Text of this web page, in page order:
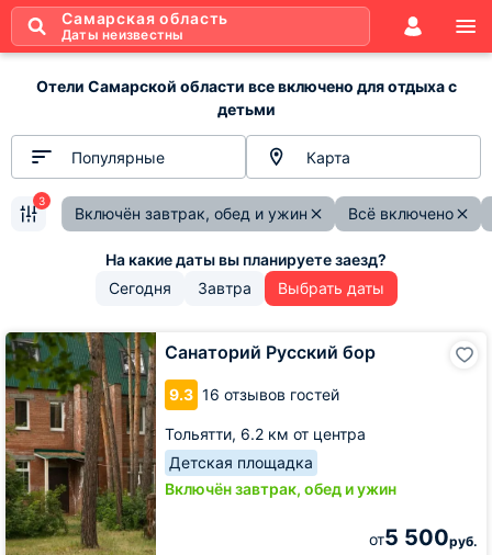
Самарская область
Даты неизвестны
Отели Самарской области все включено для отдыха с
детьми
Популярные Карта
Включён завтрак, обед и ужин Всё включено
3
Сегодня Завтра Выбрать даты
Санаторий Русский бор
9.3 16 отзывов гостей
Тольятти, 6.2 км от центра
Детская площадка
Включён завтрак, обед и ужин
от5 500руб.
Санаторий
Русский
бор